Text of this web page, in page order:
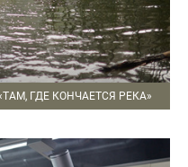
ГДЕ КОНЧАЕТСЯ РЕКА»